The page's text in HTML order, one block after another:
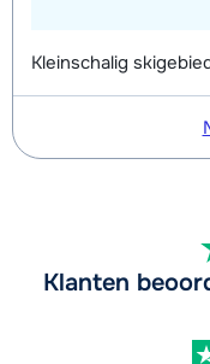
Kleinschalig
Klanten